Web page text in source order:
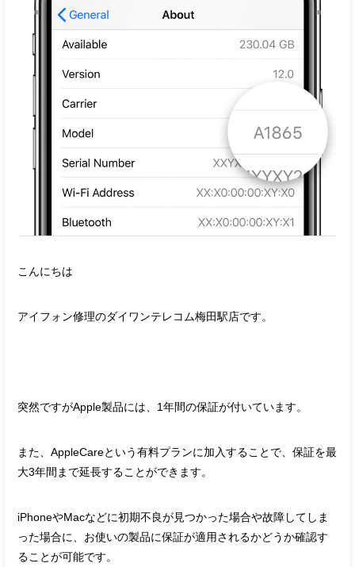
こんにちは
アイフォン修理のダイワンテレコム梅田駅店です。
突然ですがApple製品には、1年間の保証が付いています。
また、AppleCareという有料プランに加入することで、保証を最
大3年間まで延長することができます。
iPhoneやMacなどに初期不良が見つかった場合や故障してしま
った場合に、お使いの製品に保証が適用されるかどうか確認す
ることが可能です。